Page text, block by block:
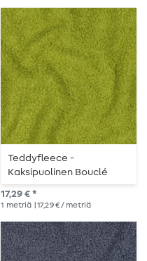
Teddyfleece -
Kaksipuolinen Bouclé
Yksivärinen Lime
17,29 € *
1 metriä | 17,29 € / metriä